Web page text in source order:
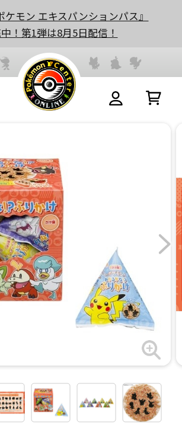
ケモン エキスパンションパス』
！第1弾は8月5日配信！